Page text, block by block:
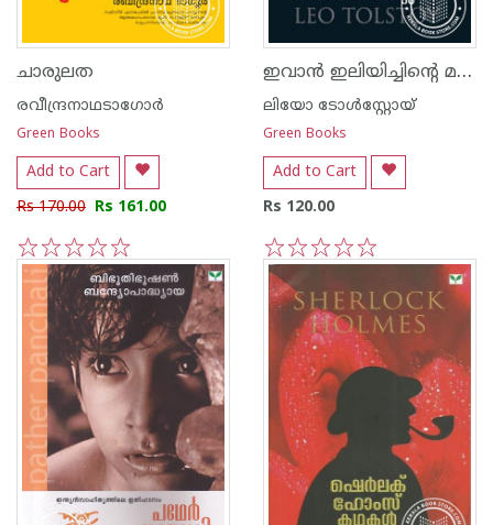
ചാരുലത
രവീന്ദ്രനാഥടാഗോര്‍
Green Books
Add to Cart
Rs 170.00 Rs 161.00
5
4
3
2
1
ഇവാ‌ന്‍ ഇലിയിച്ചിന്റെ മരണം
ലിയോ ടോള്‍സ്റ്റോയ്
Green Books
Add to Cart
Rs 120.00
5
4
3
2
1